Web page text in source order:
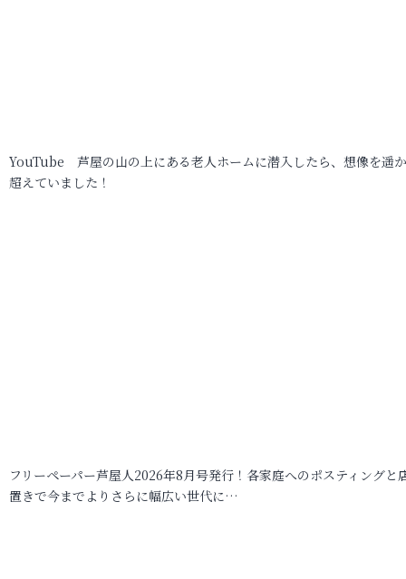
YouTube 芦屋の山の上にある老人ホームに潜入したら、想像を遥
超えていました！
フリーペーパー芦屋人2026年8月号発行！各家庭へのポスティングと
置きで今までよりさらに幅広い世代に…